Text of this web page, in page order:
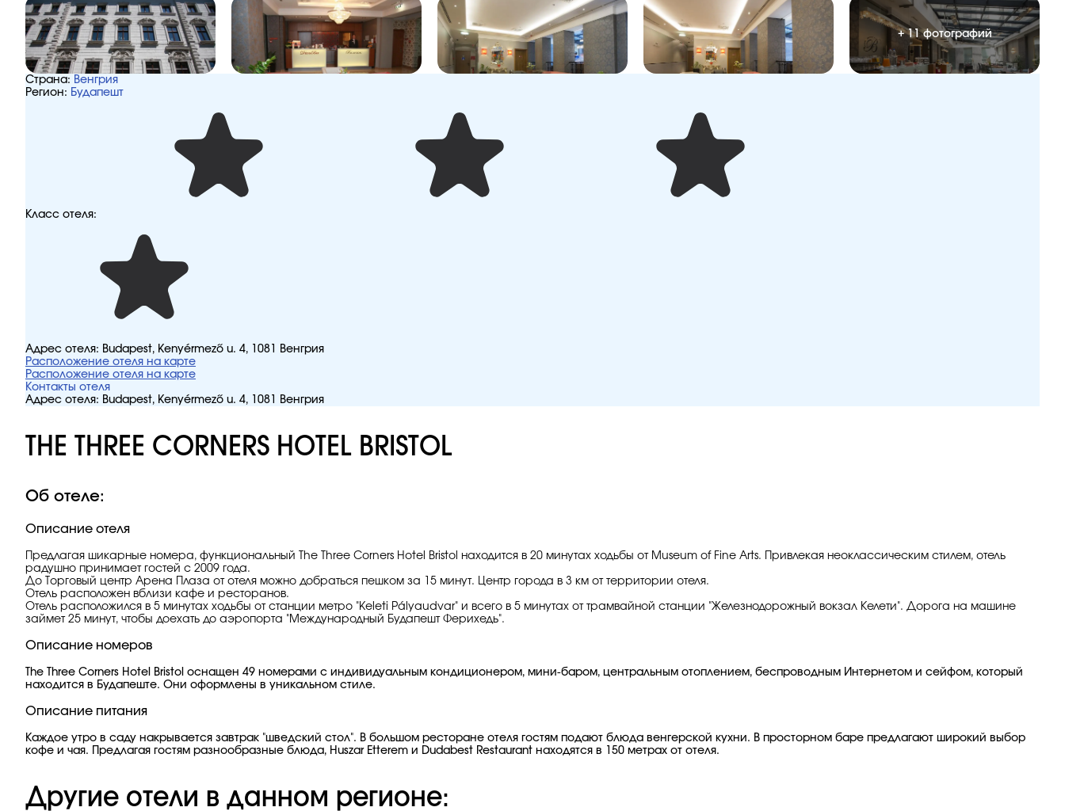
+ 11 фотографий
Страна: Венгрия
Регион: Будапешт
Класс отеля:
Адрес отеля: Budapest, Kenyérmező u. 4, 1081 Венгрия
Расположение отеля на карте
Расположение отеля на карте
Контакты отеля
Адрес отеля: Budapest, Kenyérmező u. 4, 1081 Венгрия
THE THREE CORNERS HOTEL BRISTOL
Об отеле:
Описание отеля
Предлагая шикарные номера, функциональный The Three Corners Hotel Bristol находится в 20 минутах ходьбы от Museum of Fine Arts. Привлекая неоклассическим стилем, отель
радушно принимает гостей с 2009 года.
До Торговый центр Арена Плаза от отеля можно добраться пешком за 15 минут. Центр города в 3 км от территории отеля.
Отель расположен вблизи кафе и ресторанов.
Отель расположился в 5 минутах ходьбы от станции метро "Keleti Pályaudvar" и всего в 5 минутах от трамвайной станции "Железнодорожный вокзал Келети". Дорога на машине
займет 25 минут, чтобы доехать до аэропорта "Международный Будапешт Ферихедь".
Описание номеров
The Three Corners Hotel Bristol оснащен 49 номерами с индивидуальным кондиционером, мини-баром, центральным отоплением, беспроводным Интернетом и сейфом, который
находится в Будапеште. Они оформлены в уникальном стиле.
Описание питания
Каждое утро в саду накрывается завтрак "шведский стол". В большом ресторане отеля гостям подают блюда венгерской кухни. В просторном баре предлагают широкий выбор
кофе и чая. Предлагая гостям разнообразные блюда, Huszar Etterem и Dudabest Restaurant находятся в 150 метрах от отеля.
Другие отели в данном регионе: